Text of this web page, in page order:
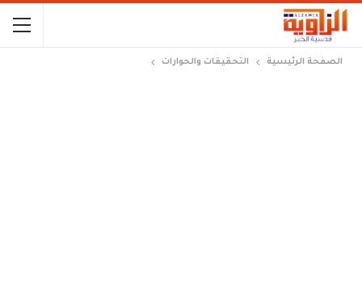
الصفحة الرئيسية التحقيقات والحوارات